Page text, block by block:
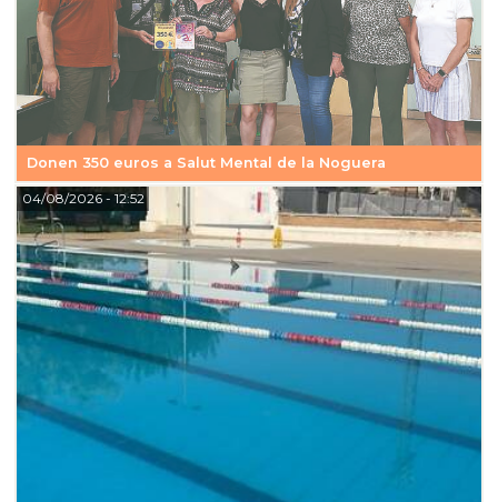
Donen 350 euros a Salut Mental de la Noguera
04/08/2026- 12:52